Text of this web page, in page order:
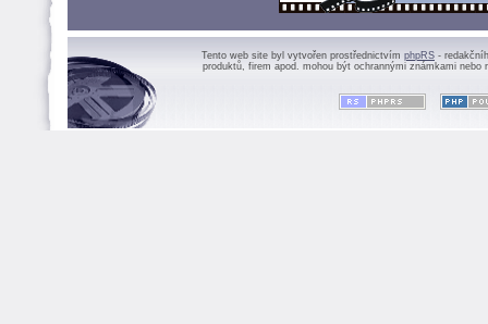
Tento web site byl vytvořen prostřednictvím phpRS -
produktů, firem apod. mohou být ochrannými známkami